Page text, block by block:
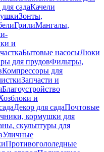
садаКачели
Зонты,
ГрилиМангалы,
и
Бытовые насосыЛюки
для прудовФильтры,
Компрессоры для
Запчасти и
Благоустройство
и
Декор для садаПочтовые
кормушки для
скульптуры для
Уличные
Противогололедные